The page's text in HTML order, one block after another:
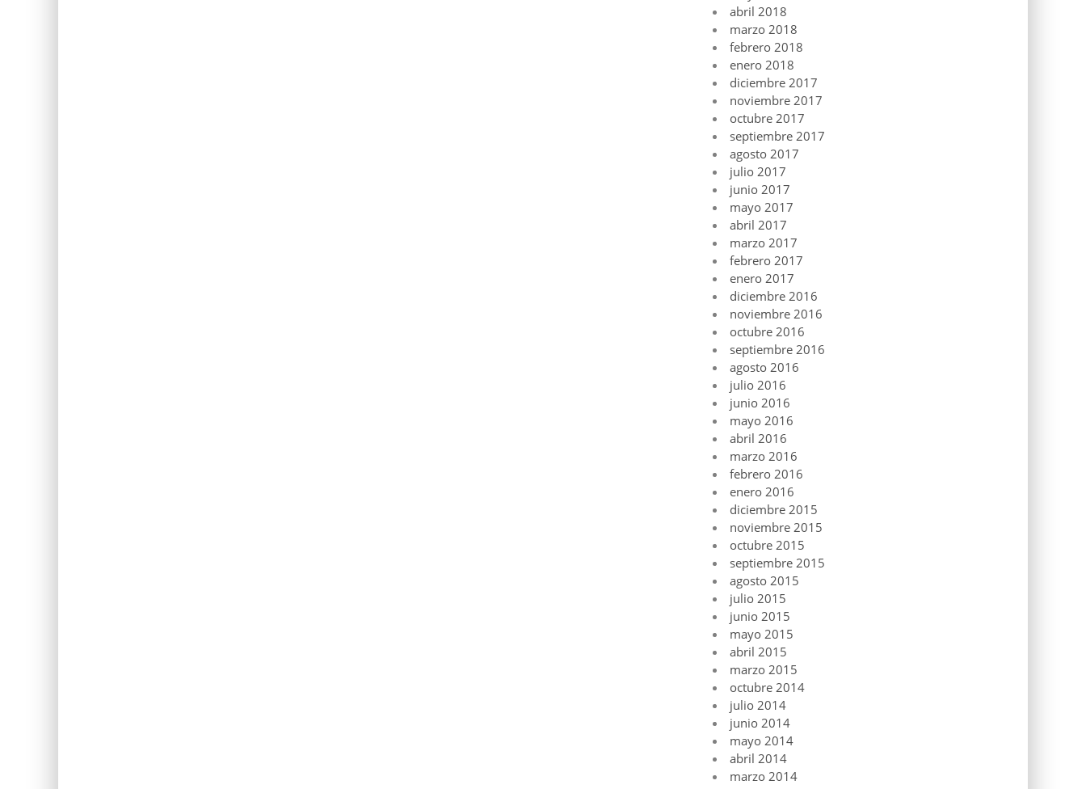
abril 2018
marzo 2018
febrero 2018
enero 2018
diciembre 2017
noviembre 2017
octubre 2017
septiembre 2017
agosto 2017
julio 2017
junio 2017
mayo 2017
abril 2017
marzo 2017
febrero 2017
enero 2017
diciembre 2016
noviembre 2016
octubre 2016
septiembre 2016
agosto 2016
julio 2016
junio 2016
mayo 2016
abril 2016
marzo 2016
febrero 2016
enero 2016
diciembre 2015
noviembre 2015
octubre 2015
septiembre 2015
agosto 2015
julio 2015
junio 2015
mayo 2015
abril 2015
marzo 2015
octubre 2014
julio 2014
junio 2014
mayo 2014
abril 2014
marzo 2014